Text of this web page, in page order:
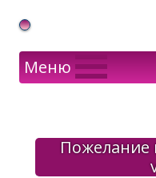
Gif Открытки в подарок
Меню
Пожелание